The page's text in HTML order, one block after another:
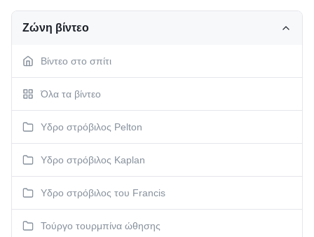
Ζώνη βίντεο
Βίντεο στο σπίτι
Όλα τα βίντεο
Υδρο στρόβιλος Pelton
Υδρο στρόβιλος Kaplan
Υδρο στρόβιλος του Francis
Τούργο τουρμπίνα ώθησης